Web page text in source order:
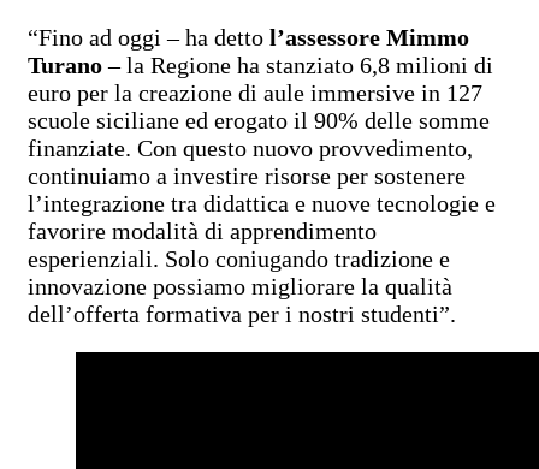
“Fino ad oggi – ha detto l’assessore Mimmo
Turano– la Regione ha stanziato 6,8 milioni di
euro per la creazione di aule immersive in 127
scuole siciliane ed erogato il 90% delle somme
finanziate. Con questo nuovo provvedimento,
continuiamo a investire risorse per sostenere
l’integrazione tra didattica e nuove tecnologie e
favorire modalità di apprendimento
esperienziali. Solo coniugando tradizione e
innovazione possiamo migliorare la qualità
dell’offerta formativa per i nostri studenti”.